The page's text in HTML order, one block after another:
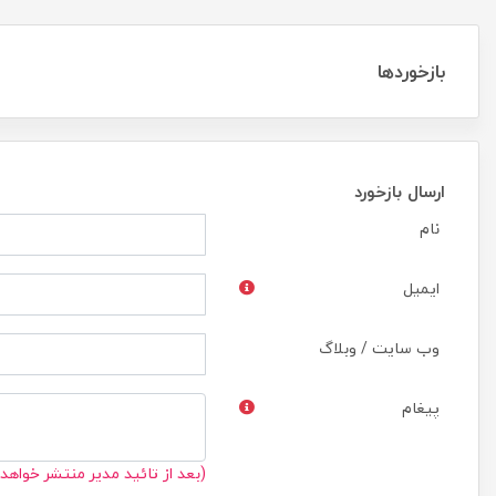
بازخوردها
ارسال بازخورد
نام
ایمیل
وب سایت / وبلاگ
پیغام
(بعد از تائید مدیر منتشر